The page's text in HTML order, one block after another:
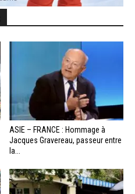
ASIE – FRANCE : Hommage à
Jacques Gravereau, passeur entre
la...